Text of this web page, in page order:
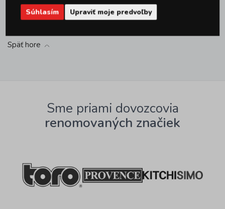
23,09 EUR
s DPH
Späť hore
Sme priami dovozcovia
renomovaných značiek
Súhlasím Upraviť moje predvoľby